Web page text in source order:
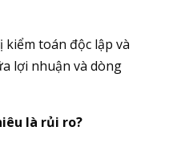
kiểm toán độc lập và
lợi nhuận và dòng
là rủi ro?